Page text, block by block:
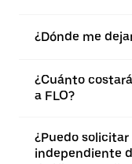
¿Dónde me
¿Cuánto
a FLO?
¿Puedo
independiente